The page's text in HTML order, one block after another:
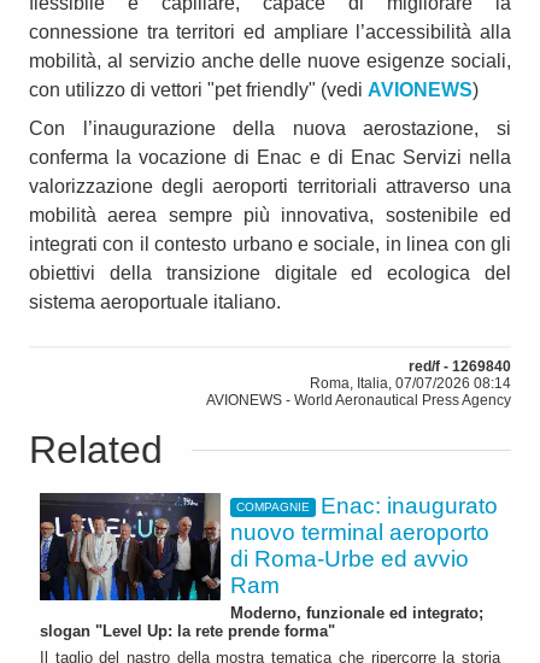
connessione tra territori ed ampliare l’accessibilità alla
mobilità, al servizio anche delle nuove esigenze sociali,
con utilizzo di vettori "pet friendly" (vedi AVIONEWS)
Con l’inaugurazione della nuova aerostazione, si
conferma la vocazione di Enac e di Enac Servizi nella
valorizzazione degli aeroporti territoriali attraverso una
mobilità aerea sempre più innovativa, sostenibile ed
integrati con il contesto urbano e sociale, in linea con gli
obiettivi della transizione digitale ed ecologica del
sistema aeroportuale italiano.
red/f - 1269840
Roma, Italia, 07/07/2026 08:14
AVIONEWS - World Aeronautical Press Agency
Related
COMPAGNIE
Enac: inaugurato
nuovo terminal aeroporto
di Roma-Urbe ed avvio
Ram
Moderno, funzionale ed integrato;
slogan "Level Up: la rete prende forma"
Il taglio del nastro della mostra tematica che ripercorre la storia